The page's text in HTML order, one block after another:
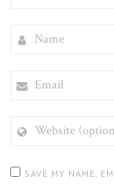
(OPTIONAL)
SAVE MY NAME,